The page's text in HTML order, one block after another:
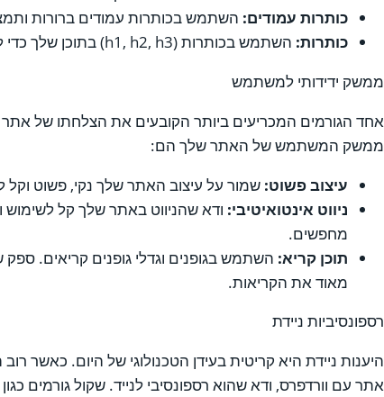
כותרות עמודים: השתמש בכותרות עמודים ברורות
כותרות: השתמש בכותרות (h1, h2, h3) בתוכן שלך כדי לעזור למנועי החיפוש להבין את מבנה הדף שלך ולזהות את המידע החשוב ביותר.
ממשק ידידותי למשתמש
אחד הגורמים המכריעים ביותר הקובעים את הצלחתו של
ממשק המשתמש של האתר שלך הם:
עיצוב פשוט: שמור על עיצוב האתר שלך נקי, פשוט
ניווט אינטואיטיבי: ודא שהניווט באתר שלך קל לשימוש
מחפשים.
תוכן קריא: השתמש בגופנים וגדלי גופנים קריאים.
מאוד את הקריאות.
רספונסיביות ניידת
היענות ניידת היא קריטית בעידן הטכנולוגי של היום.
אתר עם וורדפרס, ודא שהוא רספונסיבי לנייד. שקול גורמים כגון